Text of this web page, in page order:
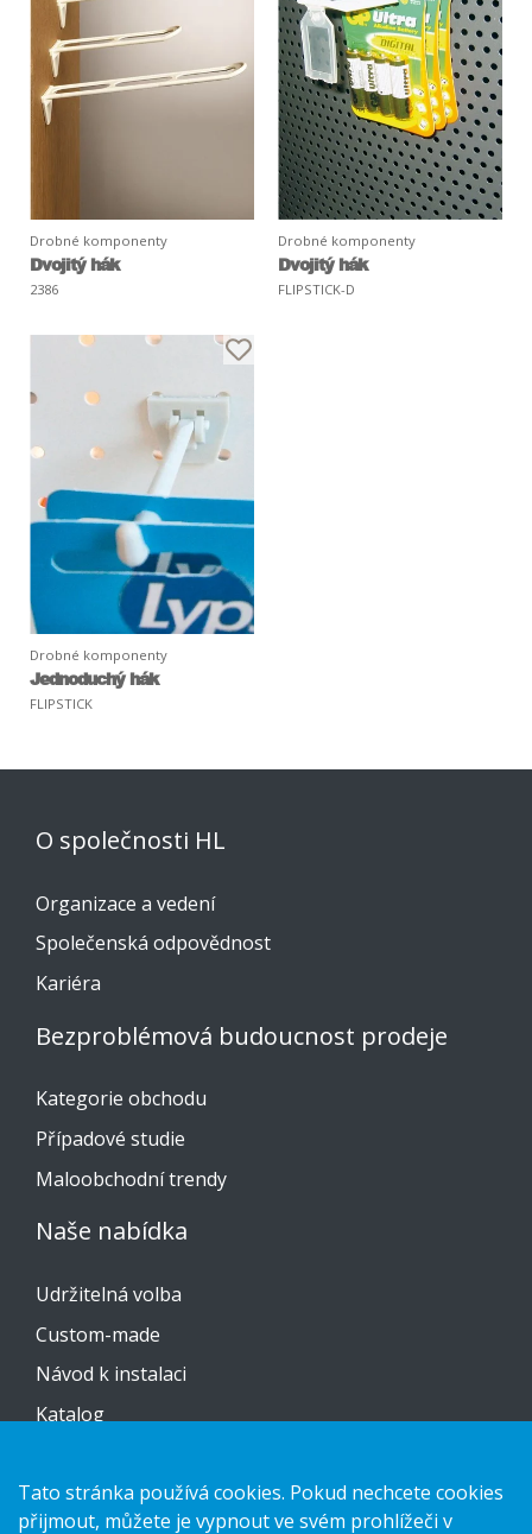
Drobné komponenty
Dvojitý hák
2386
Drobné komponenty
Dvojitý hák
FLIPSTICK-D
Drobné komponenty
Jednoduchý hák
FLIPSTICK
O společnosti HL
Organizace a vedení
Společenská odpovědnost
Kariéra
Bezproblémová budoucnost prodeje
Kategorie obchodu
Případové studie
Maloobchodní trendy
Naše nabídka
Udržitelná volba
Custom-made
Návod k instalaci
Katalog
Tato stránka používá cookies. Pokud nechcete cookies
přijmout, můžete je vypnout ve svém prohlížeči v